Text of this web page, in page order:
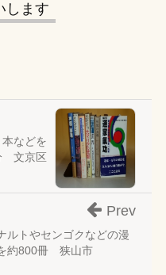
します
などを
文京区
ルトやセンゴクなどの漫
約800冊 狭山市
Prev